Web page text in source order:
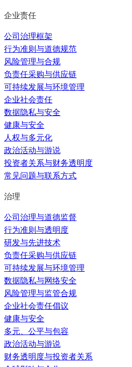
企业责任
公司治理框架
行为准则与道德规范
风险管理与合规
负责任采购与供应链
可持续发展与环境管理
企业社会责任
数据隐私与安全
健康与安全
人权与多元化
政治活动与游说
投资者关系与财务透明度
常见问题与联系方式
治理
公司治理与道德监督
行为准则与透明度
研发与先进技术
负责任采购与供应链
可持续发展与环境管理
数据隐私与网络安全
风险管理与监管合规
企业社会责任倡议
健康与安全
多元、公平与包容
政治活动与游说
财务透明度与投资者关系